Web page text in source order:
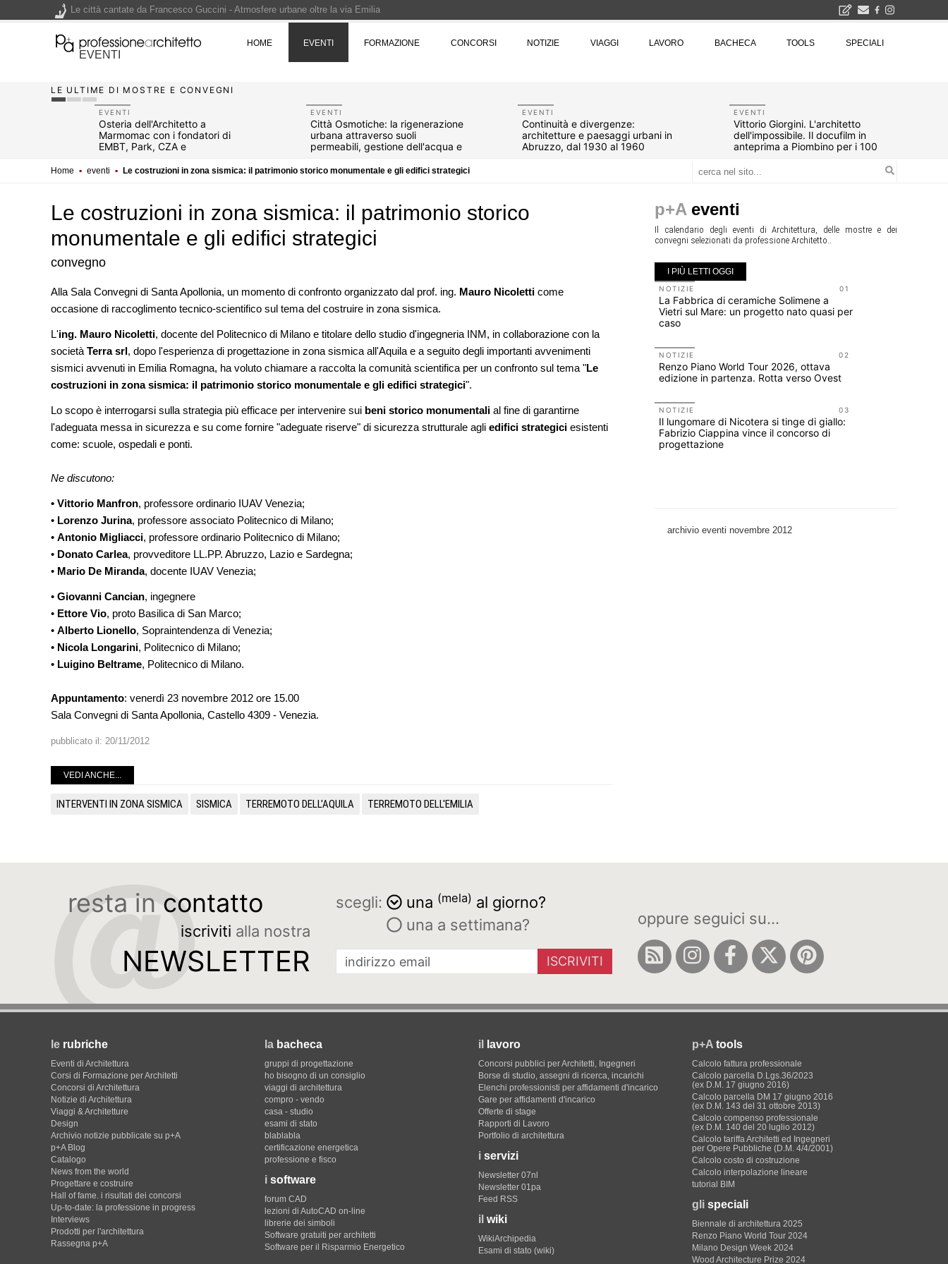
EVENTI
HOME EVENTI FORMAZIONE CONCORSI NOTIZIE VIAGGI LAVORO BACHECA TOOLS SPECIALI
LE ULTIME DI MOSTRE E CONVEGNI
EVENTI
Osteria dell'Architetto a
Marmomac con i fondatori di
EMBT, Park, CZA e
EVENTI
Città Osmotiche: la rigenerazione
urbana attraverso suoli
permeabili, gestione dell'acqua e
EVENTI
Continuità e divergenze:
architetture e paesaggi urbani in
Abruzzo, dal 1930 al 1960
EVENTI
Vittorio Giorgini. L'architetto
dell'impossibile. Il docufilm in
anteprima a Piombino per i 100
Home ▪ eventi ▪ Le costruzioni in zona sismica: il patrimonio storico monumentale e gli edifici strategici
Le costruzioni in zona sismica: il patrimonio storico
monumentale e gli edifici strategici
convegno
Alla Sala Convegni di Santa Apollonia, un momento di confronto organizzato dal prof. ing. Mauro Nicoletti come
occasione di raccoglimento tecnico-scientifico sul tema del costruire in zona sismica.
L'ing. Mauro Nicoletti, docente del Politecnico di Milano e titolare dello studio d'ingegneria INM, in collaborazione con la
società Terra srl, dopo l'esperienza di progettazione in zona sismica all'Aquila e a seguito degli importanti avvenimenti
sismici avvenuti in Emilia Romagna, ha voluto chiamare a raccolta la comunità scientifica per un confronto sul tema "Le
costruzioni in zona sismica: il patrimonio storico monumentale e gli edifici strategici".
Lo scopo è interrogarsi sulla strategia più efficace per intervenire sui beni storico monumentali al fine di garantirne
l'adeguata messa in sicurezza e su come fornire "adeguate riserve" di sicurezza strutturale agli edifici strategici esistenti
come: scuole, ospedali e ponti.
Ne discutono:
• Vittorio Manfron, professore ordinario IUAV Venezia;
• Lorenzo Jurina, professore associato Politecnico di Milano;
• Antonio Migliacci, professore ordinario Politecnico di Milano;
• Donato Carlea, provveditore LL.PP. Abruzzo, Lazio e Sardegna;
• Mario De Miranda, docente IUAV Venezia;
• Giovanni Cancian, ingegnere
• Ettore Vio, proto Basilica di San Marco;
• Alberto Lionello, Sopraintendenza di Venezia;
• Nicola Longarini, Politecnico di Milano;
• Luigino Beltrame, Politecnico di Milano.
Appuntamento: venerdì 23 novembre 2012 ore 15.00
Sala Convegni di Santa Apollonia, Castello 4309 - Venezia.
pubblicato il: 20/11/2012
VEDI ANCHE...
INTERVENTI IN ZONA SISMICA SISMICA TERREMOTO DELL'AQUILA TERREMOTO DELL'EMILIA
p+A eventi
Il calendario degli eventi di Architettura, delle mostre e dei
convegni selezionati da professione Architetto..
I PIÙ LETTI OGGI
07
CONCORSI
200 manifesti per i 200 anni di Carlo
Collodi, creatore di Pinocchio
I Cantieri by LandWorks 2026,
autocostruzione e vita comunitaria in
Sardegna, a picco sul mare
09
UP-TO-DATE
L'Agenzia del Demanio lancia gare per
accordi quadro da 219 milioni per servizi
di architettura
CONCORSI
Un nuovo volto per il lungomare di
Villammare
Con Carlo Scarpa lungo l'Italia: tre
appuntamenti tra Palermo, Verona e
CONCORSI
La ricarica dei profumi domestici in un
prodotto innovativo di design
01
NOTIZIE
La Fabbrica di ceramiche Solimene a
Vietri sul Mare: un progetto nato quasi per
caso
02
NOTIZIE
Renzo Piano World Tour 2026, ottava
edizione in partenza. Rotta verso Ovest
03
NOTIZIE
Il lungomare di Nicotera si tinge di giallo:
Fabrizio Ciappina vince il concorso di
progettazione
archivio eventi novembre 2012
resta in contatto
iscriviti alla nostra
NEWSLETTER
scegli: una (mela) al giorno?
una a settimana?
ISCRIVITI
oppure seguici su...
le rubriche
Eventi di Architettura
Corsi di Formazione per Architetti
Concorsi di Architettura
Notizie di Architettura
Viaggi & Architetture
Design
Archivio notizie pubblicate su p+A
p+A Blog
Catalogo
News from the world
Progettare e costruire
Hall of fame. i risultati dei concorsi
Up-to-date: la professione in progress
Interviews
Prodotti per l'architettura
Rassegna p+A
la bacheca
gruppi di progettazione
ho bisogno di un consiglio
viaggi di architettura
compro - vendo
casa - studio
esami di stato
blablabla
certificazione energetica
professione e fisco
i software
forum CAD
lezioni di AutoCAD on-line
librerie dei simboli
Software gratuiti per architetti
Software per il Risparmio Energetico
il lavoro
Concorsi pubblici per Architetti, Ingegneri
Borse di studio, assegni di ricerca, incarichi
Elenchi professionisti per affidamenti d'incarico
Gare per affidamenti d'incarico
Offerte di stage
Rapporti di Lavoro
Portfolio di architettura
i servizi
Newsletter 07nl
Newsletter 01pa
Feed RSS
il wiki
WikiArchipedia
Esami di stato (wiki)
p+A tools
Calcolo fattura professionale
Calcolo parcella D.Lgs.36/2023
(ex D.M. 17 giugno 2016)
Calcolo parcella DM 17 giugno 2016
(ex D.M. 143 del 31 ottobre 2013)
Calcolo compenso professionale
(ex D.M. 140 del 20 luglio 2012)
Calcolo tariffa Architetti ed Ingegneri
per Opere Pubbliche (D.M. 4/4/2001)
Calcolo costo di costruzione
Calcolo interpolazione lineare
tutorial BIM
gli speciali
Biennale di architettura 2025
Renzo Piano World Tour 2024
Milano Design Week 2024
Wood Architecture Prize 2024
Le città cantate da Francesco Guccini - Atmosfere urbane oltre la via Emilia
200 manifesti per i 200 anni di Carlo Collodi, creatore di Pinocchio - Call di grafica promossa dal Museo MAGMA per la realizzazione di una mostra